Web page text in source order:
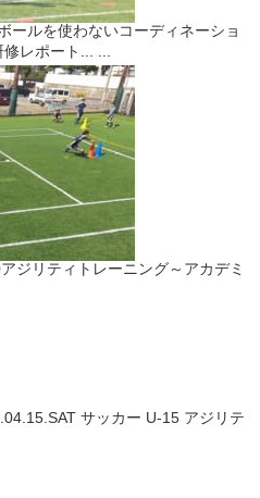
ールを使わないコーディネーショ
レポート... ...
ジリティトレーニング～アカデミ
サッカー U-15 アジリテ